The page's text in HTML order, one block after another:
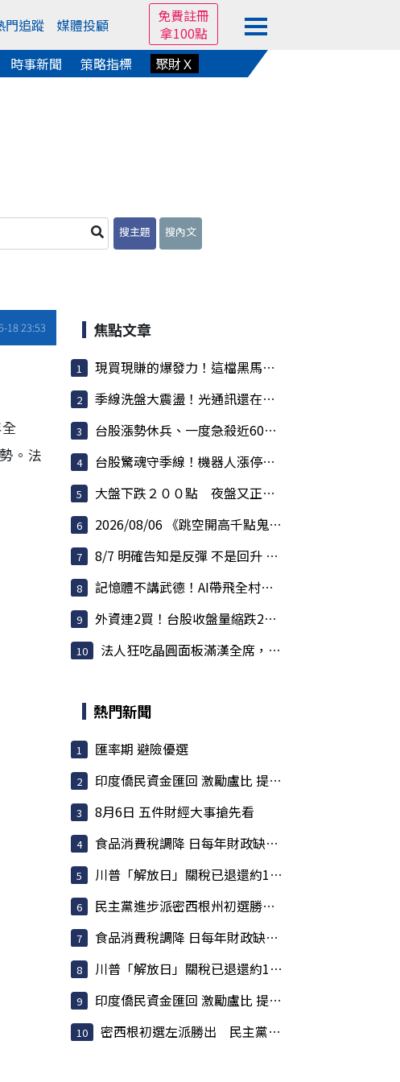
門追蹤 媒體投顧
免費註冊
拿100點
時事新聞 策略指標 聚財Ｘ
搜主題 搜內文
18 23:53
。法
焦點文章
現買現賺的爆發力！這檔黑馬股爆量衝鎖死，主力...
季線洗盤大震盪！光通訊還在噴，散熱強勢，BBU強...
台股漲勢休兵、一度急殺近600點！權值股熄火 散...
台股驚魂守季線！機器人漲停潮爆發，記憶體還在...
大盤下跌２００點 夜盤又正在跌 反彈要結束了？
2026/08/06 《跳空開高千點鬼盤洗刷 夜盤拉回測...
8/7 明確告知是反彈 不是回升 但不用急著逃命
記憶體不講武德！AI帶飛全村，連蘋果殺價都被對...
外資連2買！台股收盤量縮跌214點 川湖衝萬元、記...
法人狂吃晶圓面板滿漢全席，狠心把金融與AI老將...
熱門新聞
匯率期 避險優選
印度僑民資金匯回 激勵盧比 提振匯率大有助益
8月6日 五件財經大事搶先看
食品消費稅調降 日每年財政缺口估317億美元
川普「解放日」關稅已退還約1000億美元 占已收稅6成
民主黨進步派密西根州初選勝出 挾「左轉」聲勢挑戰建制派
食品消費稅調降 日每年財政缺口估317億美元
川普「解放日」關稅已退還約1000億美元 占已收稅6成
印度僑民資金匯回 激勵盧比 提振匯率大有助益
密西根初選左派勝出 民主黨焦慮升高